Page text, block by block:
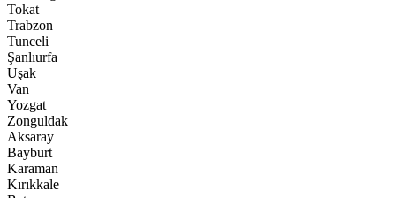
Tokat
Trabzon
Tunceli
Şanlıurfa
Uşak
Van
Yozgat
Zonguldak
Aksaray
Bayburt
Karaman
Kırıkkale